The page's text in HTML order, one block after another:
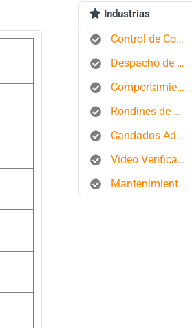
Industrias
Control de Combustible
Despacho de Autobuses
Comportamiento del conductor
Rondines de Seguridad
Candados Aduaneros
Video Verificación
Mantenimiento de Flotas